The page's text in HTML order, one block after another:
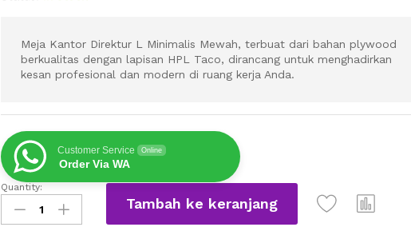
Meja Kantor Direktur L Minimalis Mewah, terbuat dari bahan plywood
berkualitas dengan lapisan HPL Taco, dirancang untuk menghadirkan
kesan profesional dan modern di ruang kerja Anda.
Customer Service Online
Order Via WA
Meja
Kantor
Direktur
Quantity:
Tambah ke keranjang